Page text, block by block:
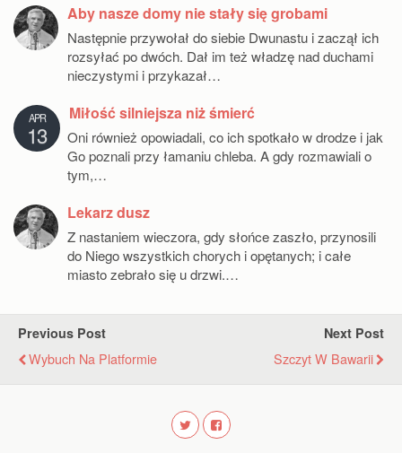
Aby nasze domy nie stały się grobami
Następnie przywołał do siebie Dwunastu i zaczął ich
rozsyłać po dwóch. Dał im też władzę nad duchami
nieczystymi i przykazał…
APR
13
Miłość silniejsza niż śmierć
Oni również opowiadali, co ich spotkało w drodze i jak
Go poznali przy łamaniu chleba. A gdy rozmawiali o
tym,…
Lekarz dusz
Z nastaniem wieczora, gdy słońce zaszło, przynosili
do Niego wszystkich chorych i opętanych; i całe
miasto zebrało się u drzwi.…
Previous Post
Wybuch Na Platformie
Next Post
Szczyt W Bawarii